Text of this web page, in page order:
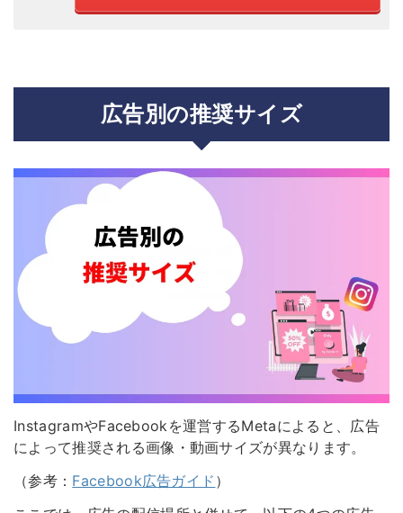
広告別の推奨サイズ
InstagramやFacebookを運営するMetaによると、広告
によって推奨される画像・動画サイズが異なります。
（参考： Facebook広告ガイド ）